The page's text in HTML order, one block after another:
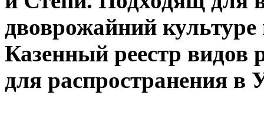
двоврожайний
Казенный реестр видов
для распространения в